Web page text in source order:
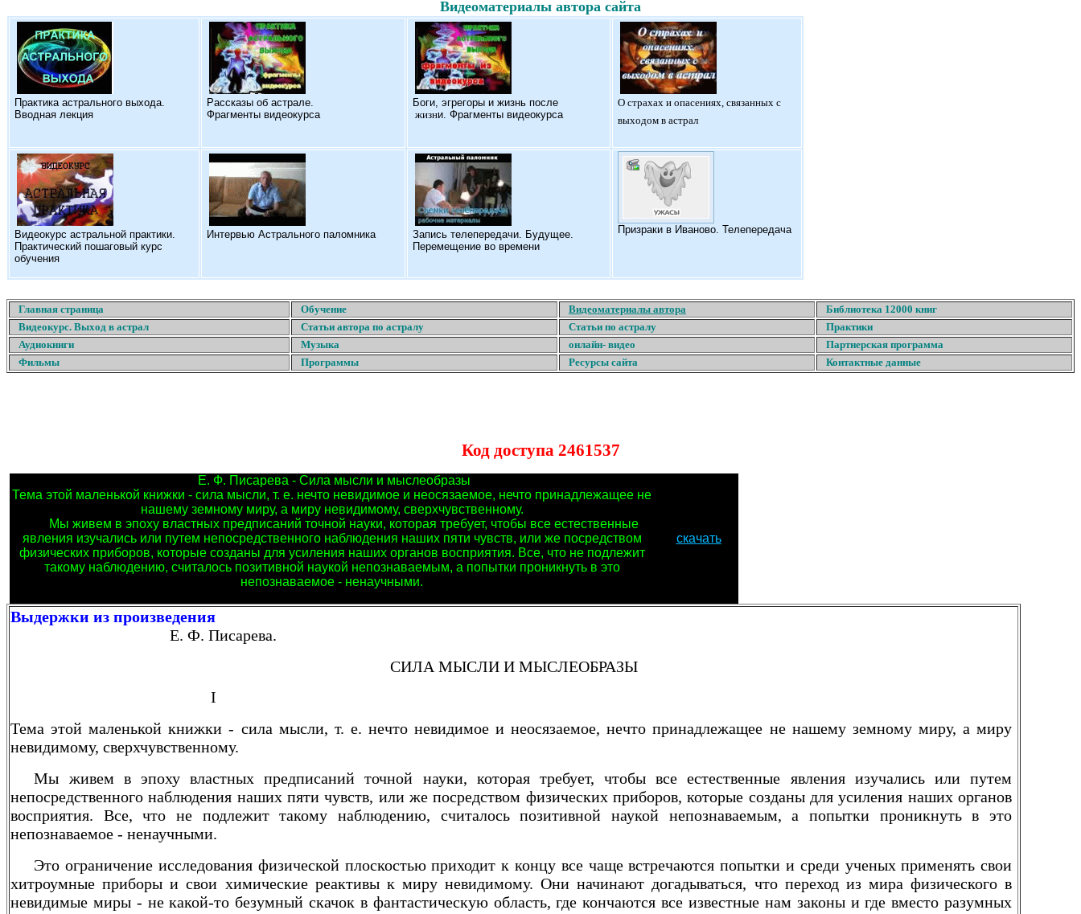
Видеоматериалы автора сайта
Практика астрального выхода.
Вводная лекция
Рассказы об астрале.
Фрагменты видеокурса
Боги, эгрегоры и жизнь после
жизни. Фрагменты видеокурса
О страхах и опасениях, связанных с
выходом в астрал
Видеокурс астральной практики.
Практический пошаговый курс
обучения
Интервью Астрального паломника
Запись телепередачи. Будущее.
Перемещение во времени
Призраки в Иваново. Телепередача
Главная страница Обучение Видеоматериалы автора
Библиотека 12000 книг
Видеокурс. Выход в астрал
Статьи автора по астралу Статьи по астралу
Практики
Аудиокниги
Музыка онлайн- видео
Партнерская программа
Фильмы
Программы Ресурсы сайта Контактные данные
Код доступа 2461537
Е. Ф. Писарева - Сила мысли и мыслеобразы
Тема этой маленькой книжки - сила мысли, т. е. нечто невидимое и неосязаемое, нечто принадлежащее не
нашему земному миру, а миру невидимому, сверхчувственному.
Мы живем в эпоху властных предписаний точной науки, которая требует, чтобы все естественные
явления изучались или путем непосредственного наблюдения наших пяти чувств, или же посредством
физических приборов, которые созданы для усиления наших органов восприятия. Все, что не подлежит
такому наблюдению, считалось позитивной наукой непознаваемым, а попытки проникнуть в это
непознаваемое - ненаучными.
скачать
Выдержки из произведения
Е. Ф. Писарева.
СИЛА МЫСЛИ И МЫСЛЕОБРАЗЫ
I
Тема этой маленькой книжки - сила мысли, т. е. нечто невидимое и неосязаемое, нечто принадлежащее не нашему земному миру, а миру
невидимому, сверхчувственному.
Мы живем в эпоху властных предписаний точной науки, которая требует, чтобы все естественные явления изучались или путем
непосредственного наблюдения наших пяти чувств, или же посредством физических приборов, которые созданы для усиления наших органов
восприятия. Все, что не подлежит такому наблюдению, считалось позитивной наукой непознаваемым, а попытки проникнуть в это
непознаваемое - ненаучными.
Это ограничение исследования физической плоскостью приходит к концу все чаще встречаются попытки и среди ученых применять свои
хитроумные приборы и свои химические реактивы к миру невидимому. Они начинают догадываться, что переход из мира физического в
невидимые миры - не какой-то безумный скачок в фантастическую область, где кончаются все известные нам законы и где вместо разумных